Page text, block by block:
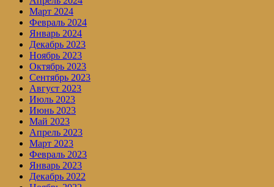
Март 2024
Февраль 2024
Январь 2024
Декабрь 2023
Ноябрь 2023
Октябрь 2023
Сентябрь 2023
Август 2023
Июль 2023
Июнь 2023
Май 2023
Апрель 2023
Март 2023
Февраль 2023
Январь 2023
Декабрь 2022